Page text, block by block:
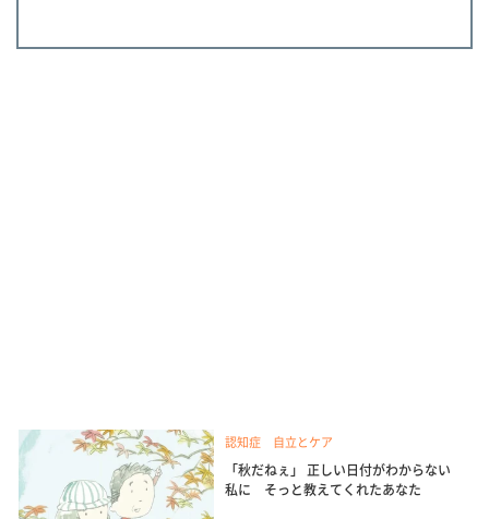
認知症 自立とケア
「秋だねぇ」 正しい日付がわからない
私に そっと教えてくれたあなた